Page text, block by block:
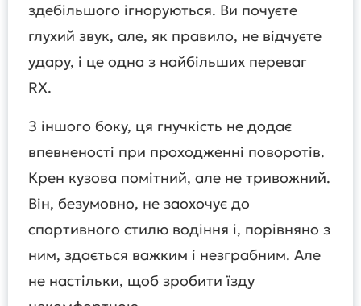
здебільшого ігноруються. Ви почуєте
глухий звук, але, як правило, не відчуєте
удару, і це одна з найбільших переваг
RX.
З іншого боку, ця гнучкість не додає
впевненості при проходженні поворотів.
Крен кузова помітний, але не тривожний.
Він, безумовно, не заохочує до
спортивного стилю водіння і, порівняно з
ним, здається важким і незграбним. Але
не настільки, щоб зробити їзду